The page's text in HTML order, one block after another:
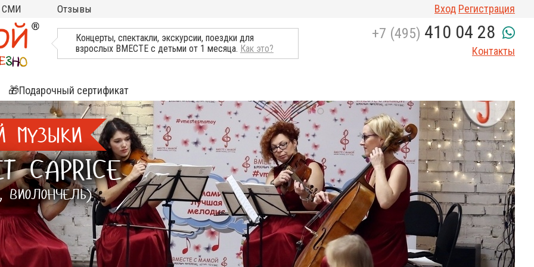
СМИ
ТВ, Пресса о нас
Отзывы Вход Регистрация
Концерты, спектакли, экскурсии, поездки для
взрослых ВМЕСТЕ с детьми от 1 месяца. Как это?
+7 (495) 410 04 28
Контакты
🎁Подарочный сертификат
МУЗЫКИ
ВИОЛОНЧЕЛЬ)